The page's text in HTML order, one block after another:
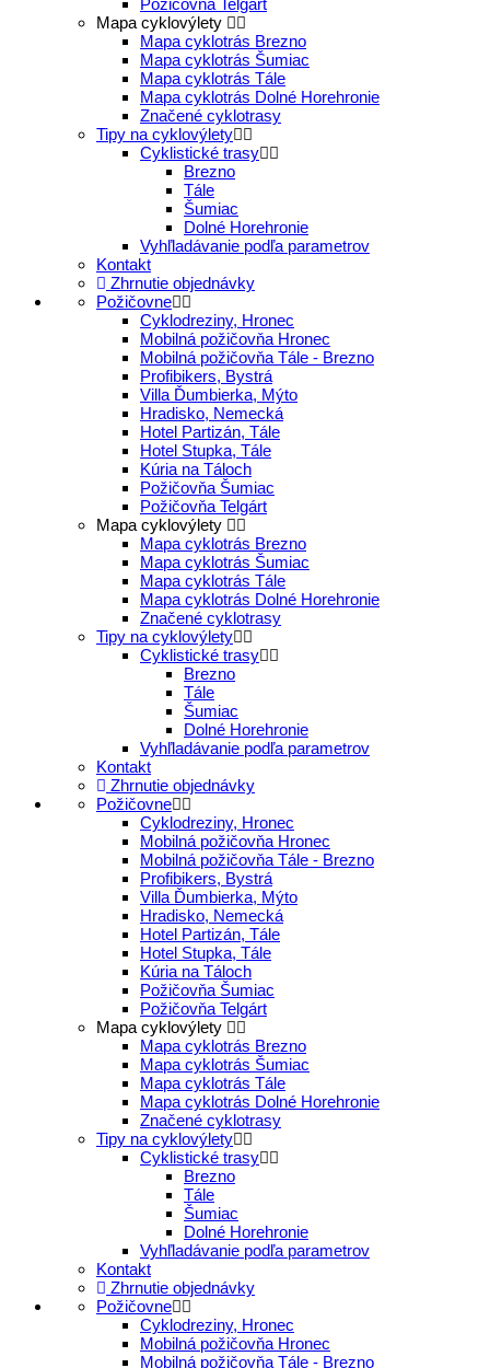
Mapa cyklovýlety
Mapa cyklotrás Brezno
Mapa cyklotrás Šumiac
Mapa cyklotrás Tále
Mapa cyklotrás Dolné Horehronie
Značené cyklotrasy
Tipy na cyklovýlety
Cyklistické trasy
Brezno
Tále
Šumiac
Dolné Horehronie
Vyhľladávanie podľa parametrov
Kontakt
Zhrnutie objednávky
Požičovne
Cyklodreziny, Hronec
Mobilná požičovňa Hronec
Mobilná požičovňa Tále - Brezno
Profibikers, Bystrá
Villa Ďumbierka, Mýto
Hradisko, Nemecká
Hotel Partizán, Tále
Hotel Stupka, Tále
Kúria na Táloch
Požičovňa Šumiac
Požičovňa Telgárt
Mapa cyklovýlety
Mapa cyklotrás Brezno
Mapa cyklotrás Šumiac
Mapa cyklotrás Tále
Mapa cyklotrás Dolné Horehronie
Značené cyklotrasy
Tipy na cyklovýlety
Cyklistické trasy
Brezno
Tále
Šumiac
Dolné Horehronie
Vyhľladávanie podľa parametrov
Kontakt
Zhrnutie objednávky
Požičovne
Cyklodreziny, Hronec
Mobilná požičovňa Hronec
Mobilná požičovňa Tále - Brezno
Profibikers, Bystrá
Villa Ďumbierka, Mýto
Hradisko, Nemecká
Hotel Partizán, Tále
Hotel Stupka, Tále
Kúria na Táloch
Požičovňa Šumiac
Požičovňa Telgárt
Mapa cyklovýlety
Mapa cyklotrás Brezno
Mapa cyklotrás Šumiac
Mapa cyklotrás Tále
Mapa cyklotrás Dolné Horehronie
Značené cyklotrasy
Tipy na cyklovýlety
Cyklistické trasy
Brezno
Tále
Šumiac
Dolné Horehronie
Vyhľladávanie podľa parametrov
Kontakt
Zhrnutie objednávky
Požičovne
Cyklodreziny, Hronec
Mobilná požičovňa Hronec
Mobilná požičovňa Tále - Brezno